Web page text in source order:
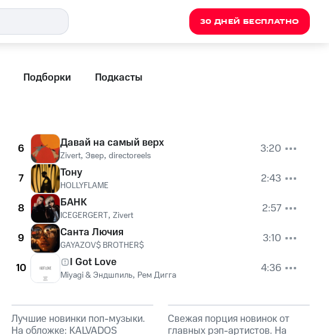
30 ДНЕЙ БЕСПЛАТНО
Подборки Подкасты
6 Давай на самый верх
Zivert, Эвер, directoreels 3:20
7 Тону
HOLLYFLAME 2:43
8 БАНК
ICEGERGERT, Zivert 2:57
9 Санта Лючия
GAYAZOV$ BROTHER$ 3:10
10 I Got Love
Miyagi & Эндшпиль, Рем Дигга 4:36
Лучшие новинки поп-музыки.
На обложке: KALVADOS
Свежая порция новинок от
главных рэп-артистов. На